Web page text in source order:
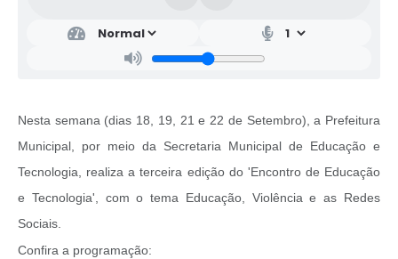
Nesta semana (dias 18, 19, 21 e 22 de Setembro), a Prefeitura
Municipal, por meio da Secretaria Municipal de Educação e
Tecnologia, realiza a terceira edição do 'Encontro de Educação
e Tecnologia', com o tema Educação, Violência e as Redes
Sociais.
Confira a programação: